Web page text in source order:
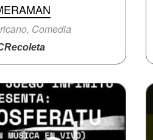
Comedia